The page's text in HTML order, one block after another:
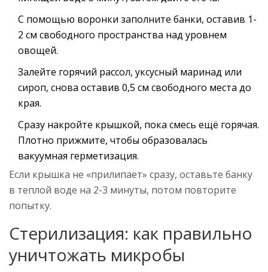
С помощью воронки заполните банки, оставив 1-
2 см свободного пространства над уровнем
овощей.
Залейте горячий рассол, уксусный маринад или
сироп, снова оставив 0,5 см свободного места до
края.
Сразу накройте крышкой, пока смесь ещё горячая.
Плотно прижмите, чтобы образовалась
вакуумная герметизация.
Если крышка не «прилипает» сразу, оставьте банку
в теплой воде на 2-3 минуты, потом повторите
попытку.
Стерилизация: как правильно
уничтожать микробы